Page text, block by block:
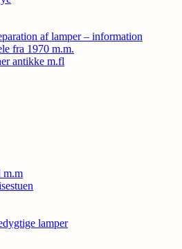
af lamper – information
fra 1970 m.m.
antikke m.fl
m.m
lamper